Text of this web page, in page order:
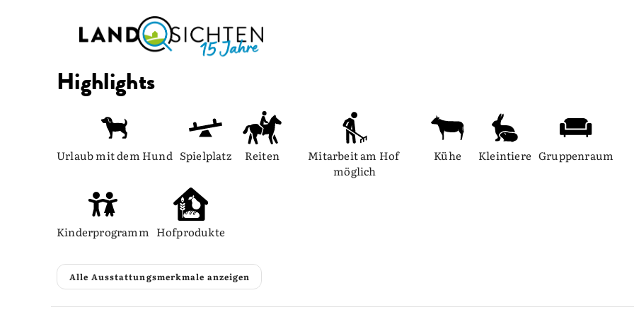
Highlights
Urlaub mit dem Hund Spielplatz Reiten
Mitarbeit am Hof
möglich
Kühe Kleintiere Gruppenraum
Kinderprogramm Hofprodukte
Alle Ausstattungsmerkmale anzeigen